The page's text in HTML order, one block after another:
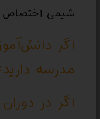
شیمی اختصاص
اگر
مدرسه دارید:
اگر در